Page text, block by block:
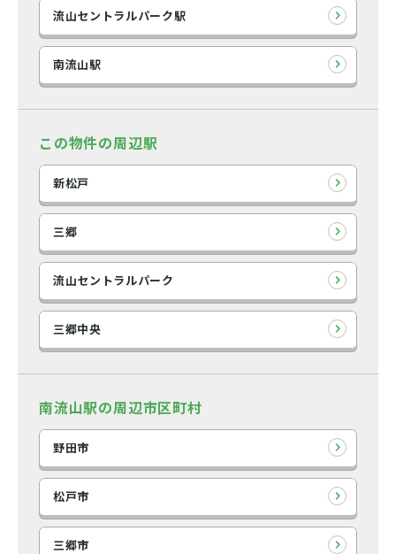
流山セントラルパーク駅
南流山駅
この物件の周辺駅
新松戸
三郷
流山セントラルパーク
三郷中央
南流山駅の周辺市区町村
野田市
松戸市
三郷市